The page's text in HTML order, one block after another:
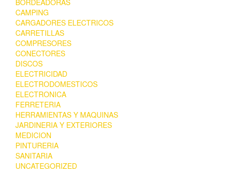
CAMPING
CARGADORES ELECTRICOS
CARRETILLAS
COMPRESORES
CONECTORES
DISCOS
ELECTRICIDAD
ELECTRODOMESTICOS
ELECTRONICA
FERRETERIA
HERRAMIENTAS Y MAQUINAS
JARDINERIA Y EXTERIORES
MEDICION
PINTURERIA
SANITARIA
UNCATEGORIZED